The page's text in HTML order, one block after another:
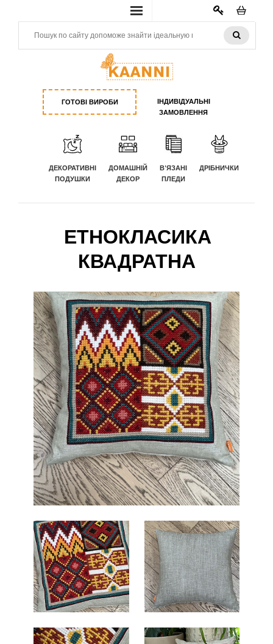
КАБИНЕТ
ГОТОВІ ВИРОБИ
ІНДИВІДУАЛЬНІ
ЗАМОВЛЕННЯ
ДЕКОРАТИВНІ
ПОДУШКИ
ДОМАШНІЙ
ДЕКОР
В'ЯЗАНІ
ПЛЕДИ
ДРІБНИЧКИ
ЕТНОКЛАСИКА
КВАДРАТНА